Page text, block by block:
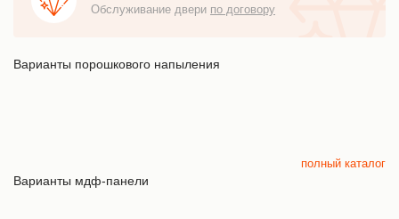
Обслуживание двери по договору
Варианты порошкового напыления
полный каталог
Варианты мдф-панели